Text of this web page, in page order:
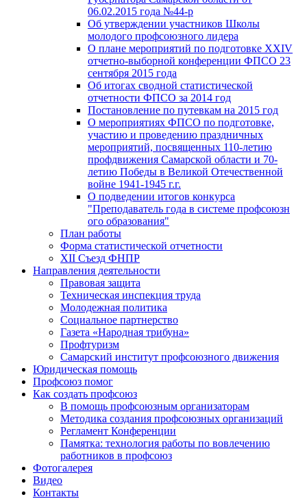
06.02.2015 года №44-р
Об утверждении участников Школы
молодого профсоюзного лидера
О плане мероприятий по подготовке XXIV
отчетно-выборной конференции ФПСО 23
сентября 2015 года
Об итогах сводной статистической
отчетности ФПСО за 2014 год
Постановление по путевкам на 2015 год
О мероприятиях ФПСО по подготовке,
участию и проведению праздничных
мероприятий, посвященных 110-летию
профдвижения Самарской области и 70-
летию Победы в Великой Отечественной
войне 1941-1945 г.г.
О подведении итогов конкурса
"Преподаватель года в системе профсоюзн
ого образования"
План работы
Форма статистической отчетности
XII Съезд ФНПР
Направления деятельности
Правовая защита
Техническая инспекция труда
Молодежная политика
Социальное партнерство
Газета «Народная трибуна»
Профтуризм
Самарский институт профсоюзного движения
Юридическая помощь
Профсоюз помог
Как создать профсоюз
В помощь профсоюзным организаторам
Методика создания профсоюзных организаций
Регламент Конференции
Памятка: технология работы по вовлечению
работников в профсоюз
Фотогалерея
Видео
Контакты